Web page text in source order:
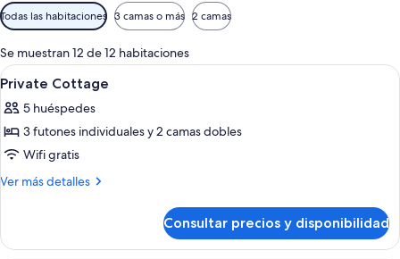
Filtros
disponibles
para
las
habitaciones
Todas las habitaciones 3 camas o más 2 camas
Se muestran 12 de 12 habitaciones
Abrir
todas
las
fotos
de
Private
Escritorio, cortinas opacas, wifi
19
Private Cottage
5 huéspedes
3 futones individuales y 2 camas dobles
Wifi gratis
Ver más detalles
Más
Cottage
Consultar precios y disponibilidad